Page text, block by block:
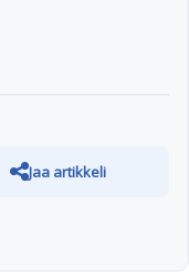
Jaa artikkeli